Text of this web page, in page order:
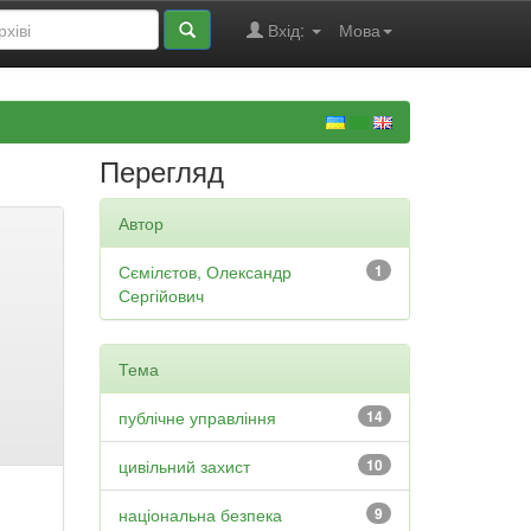
Мова
Вхід:
Перегляд
Автор
1
Сємілєтов, Олександр
Сергійович
Тема
14
публічне управління
10
цивільний захист
9
національна безпека